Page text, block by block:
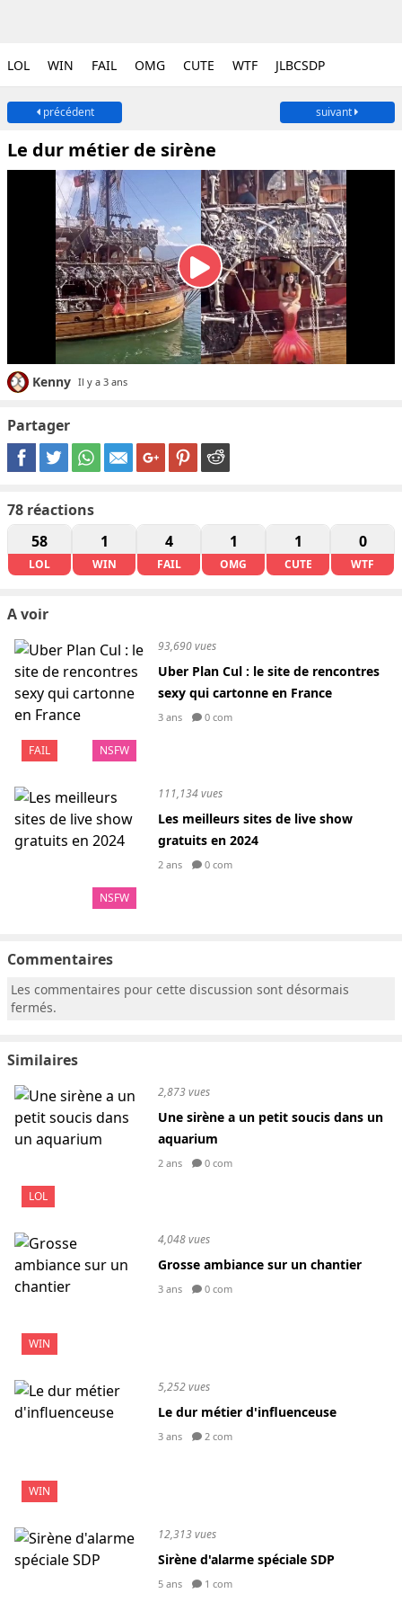
LOL WIN FAIL OMG CUTE WTF JLBCSDP
précédent suivant
Le dur métier de sirène
Kenny Il y a 3 ans
Partager
78 réactions
58
LOL
1
WIN
4
FAIL
1
OMG
1
CUTE
0
WTF
A voir
FAIL NSFW
93,690 vues
Uber Plan Cul : le site de rencontres
sexy qui cartonne en France
3 ans 0 com
NSFW
111,134 vues
Les meilleurs sites de live show
gratuits en 2024
2 ans 0 com
Commentaires
Les commentaires pour cette discussion sont désormais
fermés.
Similaires
LOL
2,873 vues
Une sirène a un petit soucis dans un
aquarium
2 ans 0 com
WIN
4,048 vues
Grosse ambiance sur un chantier
3 ans 0 com
WIN
5,252 vues
Le dur métier d'influenceuse
3 ans 2 com
12,313 vues
Sirène d'alarme spéciale SDP
5 ans 1 com